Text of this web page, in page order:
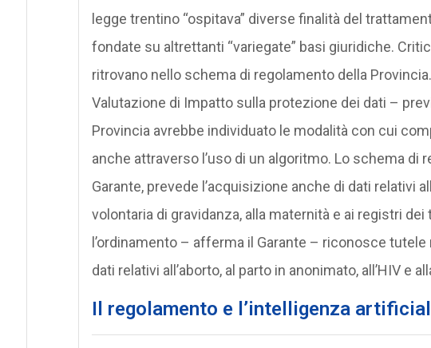
legge trentino “ospitava” diverse finalità del
fondate su altrettanti “variegate” basi giuridiche.
ritrovano nello schema di regolamento della
Valutazione di Impatto sulla protezione dei dati –
Provincia avrebbe individuato le modalità con cui
anche attraverso l’uso di un algoritmo. Lo schema di
Garante, prevede l’acquisizione anche di dati relativi
volontaria di gravidanza, alla maternità e ai registri
l’ordinamento – afferma il Garante – riconosce
dati relativi all’aborto, al parto in anonimato, all’HIV e
Il regolamento e l’intelligenza